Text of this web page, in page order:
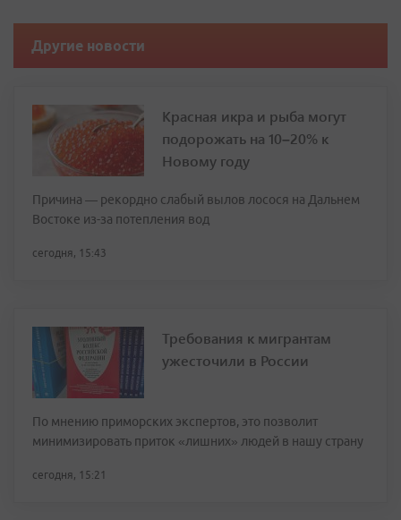
Другие новости
Красная икра и рыба могут
подорожать на 10–20% к
Новому году
Причина — рекордно слабый вылов лосося на Дальнем
Востоке из-за потепления вод
сегодня, 15:43
Требования к мигрантам
ужесточили в России
По мнению приморских экспертов, это позволит
минимизировать приток «лишних» людей в нашу страну
сегодня, 15:21